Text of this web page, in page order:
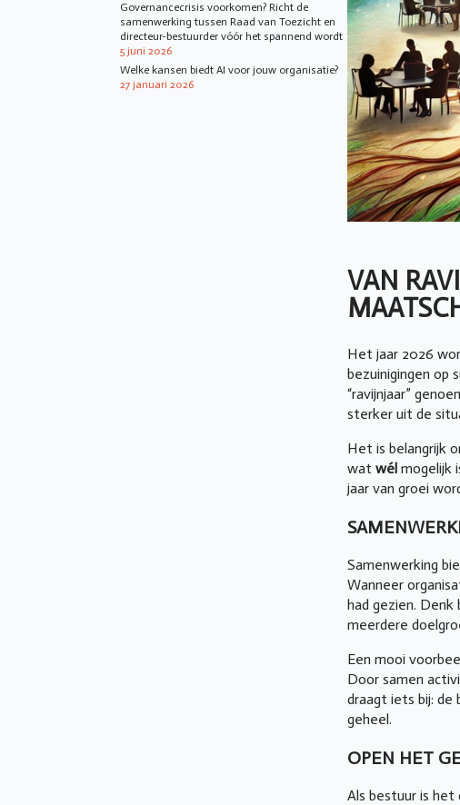
Governancecrisis voorkomen? Richt de
samenwerking tussen Raad van Toezicht en
directeur-bestuurder vóór het spannend wordt
5 juni 2026
Welke kansen biedt AI voor jouw organisatie?
27 januari 2026
VAN
Het jaar 2026
bezuinigingen op
“ravijnjaar”
sterker uit de
Het is belangrijk
wat wél mogelijk
jaar van groei
Samenwerking
Wanneer
had gezien.
meerdere
Een mooi
Door samen
draagt iets bij: de
geheel.
OPEN HET
Als bestuur is het